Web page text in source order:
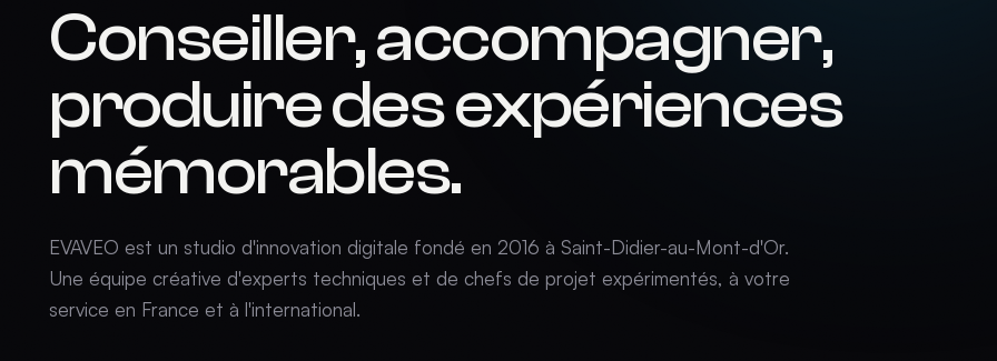
Conseiller, accompagner,
produire des expériences
mémorables.
EVAVEO est un studio d'innovation digitale fondé en 2016 à Saint-Didier-au-Mont-d'Or.
Une équipe créative d'experts techniques et de chefs de projet expérimentés, à votre
service en France et à l'international.